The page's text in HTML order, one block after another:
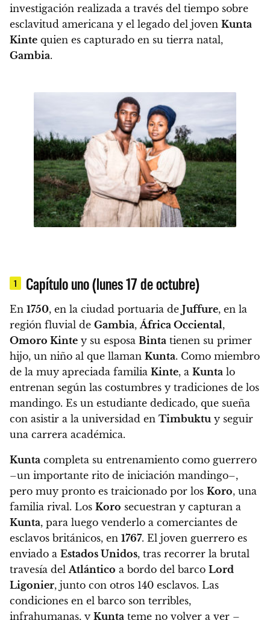
investigación realizada a través del tiempo sobre
esclavitud americana y el legado del joven Kunta
Kinte quien es capturado en su tierra natal,
Gambia.
1 Capítulo uno (lunes 17 de octubre)
En 1750, en la ciudad portuaria de Juffure, en la
región fluvial de Gambia,África Occiental,
Omoro Kinte y su esposa Binta tienen su primer
hijo, un niño al que llaman Kunta. Como miembro
de la muy apreciada familia Kinte, a Kunta lo
entrenan según las costumbres y tradiciones de los
mandingo. Es un estudiante dedicado, que sueña
con asistir a la universidad en Timbuktuy seguir
una carrera académica.
Kunta completa su entrenamiento como guerrero
–un importante rito de iniciación mandingo–,
pero muy pronto es traicionado por los Koro, una
familia rival. Los Koro secuestran y capturan a
Kunta, para luego venderlo a comerciantes de
esclavos británicos, en 1767. El joven guerrero es
enviado a Estados Unidos, tras recorrer la brutal
travesía delAtlántico a bordo del barco Lord
Ligonier, junto con otros 140 esclavos. Las
condiciones en el barco son terribles,
infrahumanas, y Kunta teme no volver a ver –